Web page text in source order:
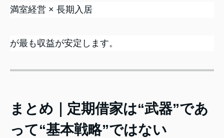
満室経営 × 長期入居
が最も収益が安定します。
まとめ｜定期借家は“武器”であ
って“基本戦略”ではない